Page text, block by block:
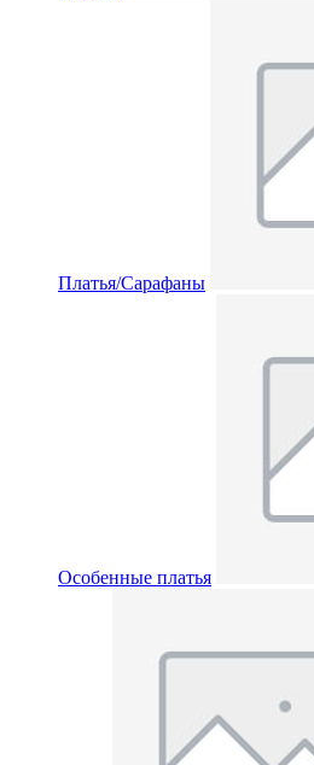
Платья/Сарафаны
Особенные платья